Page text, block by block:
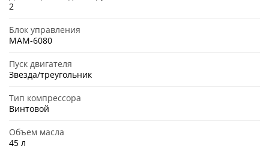
2
Блок управления
MAM-6080
Пуск двигателя
Звезда/треугольник
Тип компрессора
Винтовой
Объем масла
45 л